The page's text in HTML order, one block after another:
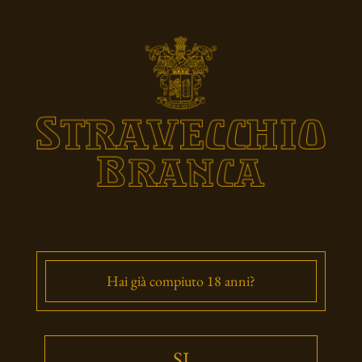
Hai già compiuto 18 anni?